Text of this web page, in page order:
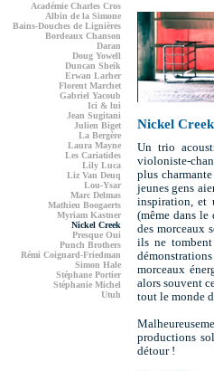
Académie Charles Cros
Albin de la Simone
Bains-Douches de Lignières
Bordeaux Chanson
Daran
Doug Yowell
Duncan Sheik
Erwan Larher
Florent Marchet
Gabriel Yacoub
Ici & lui
Jean Sugitani
Julien Biget
La Bergère
Laura Mayne
Les Cariatides
Lily Luca
Liz Van Deuq
Lou-Ysar
Marc Delmas
Mathieu Boogaerts
Myriam Kastner
Nickel Creek
Presque Oui
Punch Brothers
Rémi Coignard-Friedman
Simon Hale
Stéphane Portier
Stéphanie Michel
Utuh
Nickel Creek
Un trio
violoniste-
plus
jeunes gens
inspiration, et
(même dans
des morceaux
ils ne
morceaux
alors souvent
tout le monde
productions
détour !